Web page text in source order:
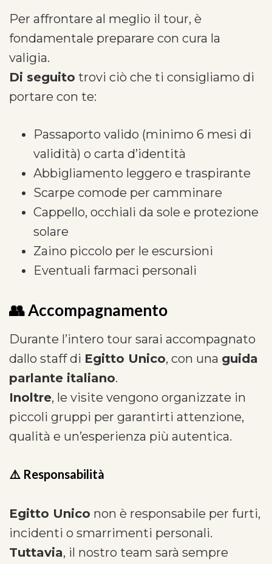
Per affrontare al meglio il tour, è
fondamentale preparare con cura la
valigia.
Di seguito trovi ciò che ti consigliamo di
portare con te:
Passaporto valido (minimo 6 mesi di
validità) o carta d’identità
Abbigliamento leggero e traspirante
Scarpe comode per camminare
Cappello, occhiali da sole e protezione
solare
Zaino piccolo per le escursioni
Eventuali farmaci personali
👥 Accompagnamento
Durante l’intero tour sarai accompagnato
dallo staff di Egitto Unico, con una guida
parlante italiano.
Inoltre, le visite vengono organizzate in
piccoli gruppi per garantirti attenzione,
qualità e un’esperienza più autentica.
⚠️ Responsabilità
Egitto Unico non è responsabile per furti,
incidenti o smarrimenti personali.
Tuttavia, il nostro team sarà sempre